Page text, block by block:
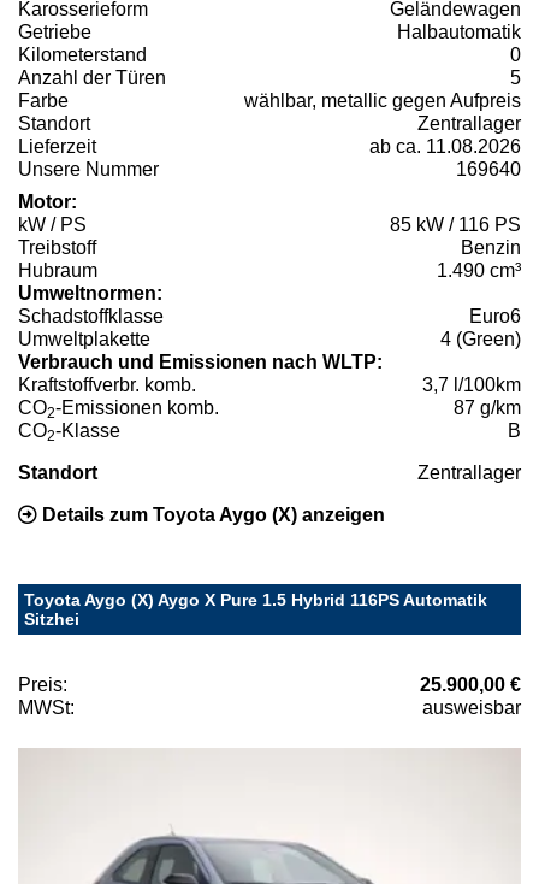
Karosserieform
Geländewagen
Getriebe
Halbautomatik
Kilometerstand
0
Anzahl der Türen
5
Farbe
wählbar, metallic gegen Aufpreis
Standort
Zentrallager
Lieferzeit
ab ca. 11.08.2026
Unsere Nummer
169640
Motor:
kW / PS
85 kW / 116 PS
Treibstoff
Benzin
Hubraum
1.490 cm³
Umweltnormen:
Schadstoffklasse
Euro6
Umweltplakette
4 (Green)
Verbrauch und Emissionen nach WLTP:
Kraftstoffverbr. komb.
3,7 l/100km
CO2-Emissionen komb.
87 g/km
CO2-Klasse B
Standort Zentrallager
Details zum Toyota Aygo (X) anzeigen
Toyota Aygo (X) Aygo X Pure 1.5 Hybrid 116PS Automatik
Sitzhei
Preis:
25.900,00 €
MWSt:
ausweisbar